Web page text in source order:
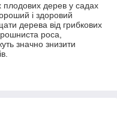
дерев у садах
і здоровий
дерева від грибкових
роса,
значно знизити